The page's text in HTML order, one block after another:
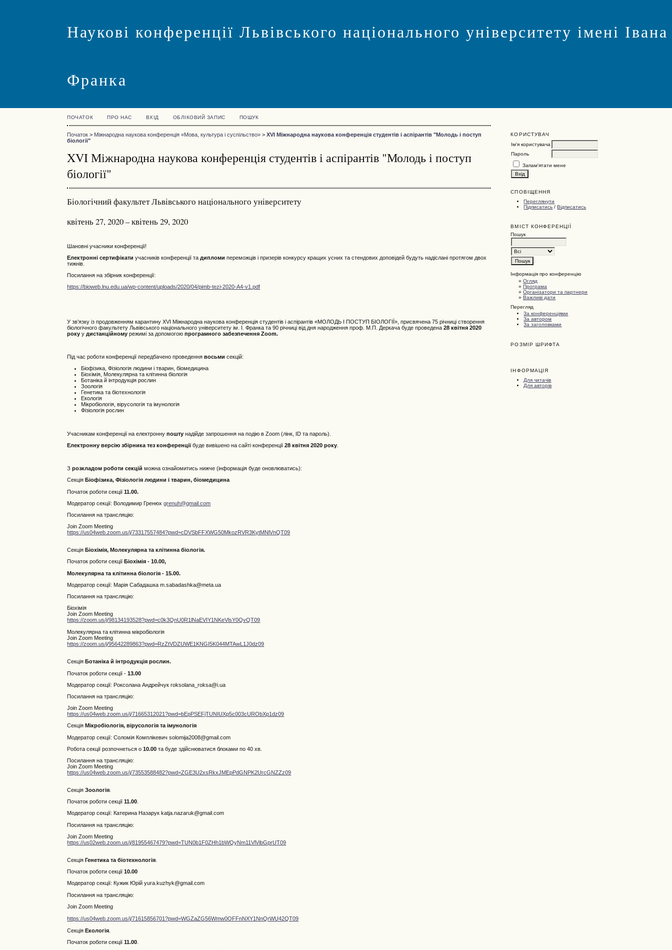
Наукові конференції Львівського національного університету імені Івана
Франка
КОРИСТУВАЧ
Ім'я користувача
Пароль
Запам'ятати мене
СПОВІЩЕННЯ
Переглянути
Підписатись /Відписатись
ВМІСТ КОНФЕРЕНЦІЇ
Пошук
Інформація про конференцію
»Огляд
»Програма
»Організатори та партнери
»Важливі дати
Перегляд
За конференціями
За автором
За заголовками
РОЗМІР ШРИФТА
ІНФОРМАЦІЯ
Для читачів
Для авторів
ПОЧАТОК ПРО НАС ВХІД ОБЛІКОВИЙ ЗАПИС ПОШУК
Початок > Міжнародна наукова конференція «Мова, культура і суспільство» >XVI Міжнародна наукова конференція студентів і аспірантів "Молодь і поступ
біології"
XVI Міжнародна наукова конференція студентів і аспірантів "Молодь і поступ
біології"
Біологічний факультет Львівського національного університету
квітень 27, 2020 – квітень 29, 2020
Шановні учасники конференції!
Електронні сертифікати учасників конференції та дипломи переможців і призерів конкурсу кращих усних та стендових доповідей будуть надіслані протягом двох
тижнів.
Посилання на збірник конференції:
https://bioweb.lnu.edu.ua/wp-content/uploads/2020/04/pimb-tezi-2020-A4-v1.pdf
У зв’язку із продовженням карантину ХVI Міжнародна наукова конференція студентів і аспірантів «МОЛОДЬ І ПОСТУП БІОЛОГІЇ», присвячена 75 річниці створення
біологічного факультету Львівського національного університету ім. І. Франка та 90 річниці від дня народження проф. М.П. Деркача буде проведена28 квітня 2020
року у дистанційному режимі за допомогоюпрограмного забезпечення Zoom.
Під час роботи конференції передбачено проведеннявосьми секцій:
Біофізика, Фізіологія людини і тварин, біомедицина
Біохімія, Молекулярна та клітинна біологія
Ботаніка й інтродукція рослин
Зоологія
Генетика та біотехнологія
Екологія
Мікробіологія, вірусологія та імунологія
Фізіологія рослин
Учасникам конференції на електроннупошту надійде запрошення на подію в Zoom (лінк, ID та пароль).
Електронну версію збірника тез конференціїбуде вивішено на сайті конференції28 квітня 2020 року
Зрозкладом роботи секцій можна ознайомитись нижче (інформація буде оновлюватись):
Секція Біофізика, Фізіологія людини і тварин, біомедицина
Початок роботи секції 11.00.
Модератор секції: Володимир Гренюхgrenuh@gmail.com
Посилання на трансляцію:
Join Zoom Meeting
https://us04web.zoom.us/j/73317557484?pwd=cDVSbFFXWG50MkozRVR3KytMNlVnQT09
Секція Біохімія, Молекулярна та клітинна біологія.
Початок роботи секції Біохімія - 10.00,
Молекулярна та клітинна біологія - 15.00.
Модератор секції: Марія Сабадашка m.sabadashka@meta.ua
Посилання на трансляцію:
Біохімія
Join Zoom Meeting
https://zoom.us/j/98134193528?pwd=c0k3QnU0R1lNaEVIY1NKeVlsY0QvQT09
Молекулярна та клітинна мікробіологія
Join Zoom Meeting
https://zoom.us/j/95642289863?pwd=RzZtVDZUWE1KNGI5K044MTAwL1J0dz09
Секція Ботаніка й інтродукція рослин.
Початок роботи секції -13.00
Модератор секції: Роксолана Андрейчук roksolana_roksa@i.ua
Посилання на трансляцію:
Join Zoom Meeting
https://us04web.zoom.us/j/71665312021?pwd=bEpPSEFjTUNIUXp5c003cURObXp1dz09
Секція Мікробіологія, вірусологія та імунологія
Модератор секції: Соломія Комплікевич solomija2008@gmail.com
Робота секції розпочнеться о10.00 та буде здійснюватися блоками по 40 хв.
Посилання на трансляцію:
Join Zoom Meeting
https://us04web.zoom.us/j/73553588482?pwd=ZGE3U2xsRkxJMEpPdGNPK2UrcGNZZz09
Секція Зоологія
Початок роботи секції11.00
Модератор секції: Катерина Назарук katja.nazaruk@gmail.com
Посилання на трансляцію:
Join Zoom Meeting
https://us02web.zoom.us/j/81955467479?pwd=TUN0b1F0ZHh1bWQyNm11VlVibGprUT09
СекціяГенетика та біотехнологія
Початок роботи секції10.00
Модератор секції: Кужик Юрій yura.kuzhyk@gmail.com
Посилання на трансляцію:
Join Zoom Meeting
https://us04web.zoom.us/j/71615856701?pwd=WGZaZG56Wmw0OFFnNXY1NnQrWU42QT09
СекціяЕкологія
Початок роботи секції11.00